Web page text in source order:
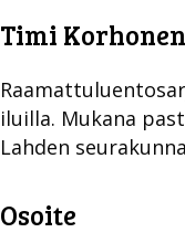
Timi Korhonen
iluilla. Mukana
Lahden
Osoite